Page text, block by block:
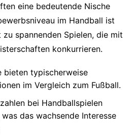
eine bedeutende Nische
im Handball ist
spannenden Spielen, die mit
konkurrieren.
bieten typischerweise
im Vergleich zum Fußball.
bei Handballspielen
das wachsende Interesse